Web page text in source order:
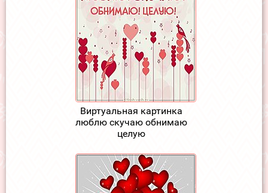
Виртуальная картинка
люблю скучаю обнимаю
целую